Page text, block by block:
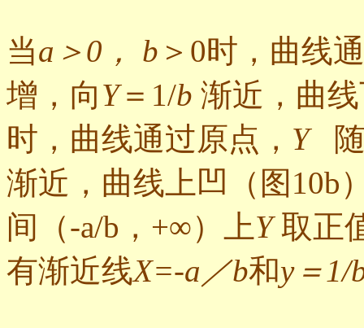
当a＞0， b ＞0时，曲线
增，向Y＝1/b 渐近，曲
时，曲线通过原点， Y
渐近，曲线上凹（图10b
间（-a/b，+∞）上Y取正
有渐近线X=-a／b和y＝1/